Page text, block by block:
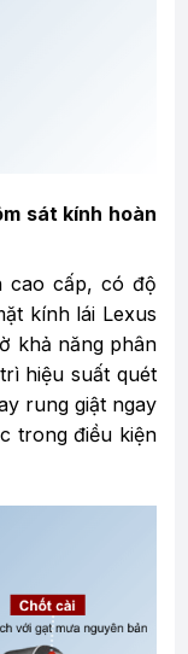
sát kính hoàn
cao cấp, có độ
kính lái Lexus
khả năng phân
hiệu suất quét
rung giật ngay
trong điều kiện